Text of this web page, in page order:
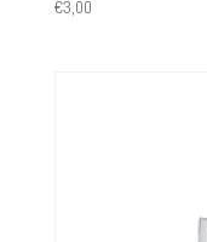
€3,00